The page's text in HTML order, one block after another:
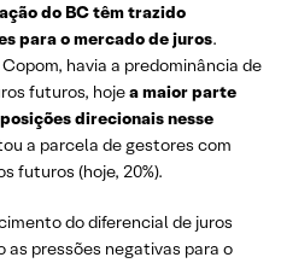
do BC têm trazido
para o mercado de juros.
havia a predominância de
futuros, hojea maior parte
direcionais nesse
a parcela de gestores com
futuros (hoje, 20%).
do diferencial de juros
pressões negativas para o